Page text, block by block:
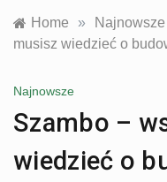
Home » Najnowsze
musisz wiedzieć o
Najnowsze
Szambo –
wiedzieć o